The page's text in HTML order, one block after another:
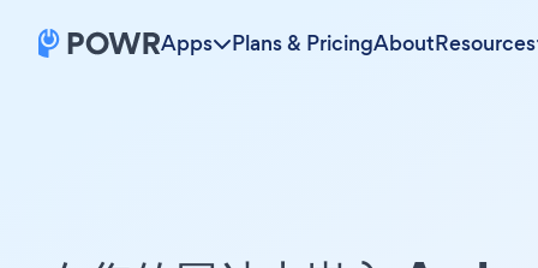
Apps Plans & PricingAboutResources